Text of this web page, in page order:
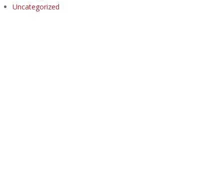
Uncategorized